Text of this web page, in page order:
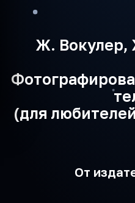
Ж. Вокулер,
(для
От